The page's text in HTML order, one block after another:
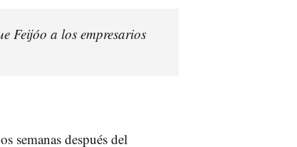
Feijóo a los empresarios
semanas después del